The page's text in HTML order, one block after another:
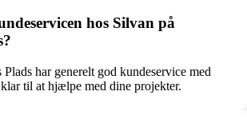
hos Silvan på
har generelt god kundeservice med
til at hjælpe med dine projekter.